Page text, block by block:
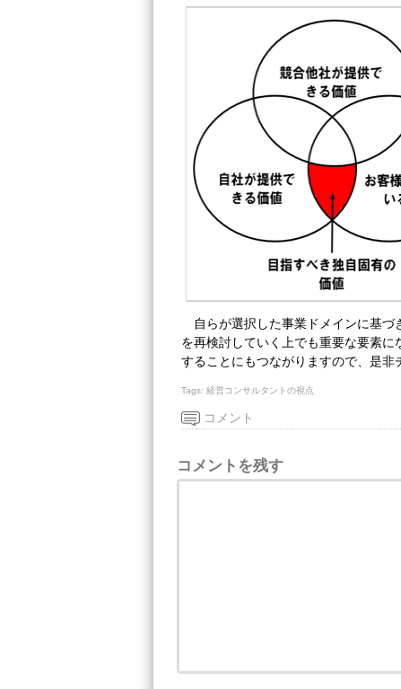
自らが選択した事業ドメインに基づ
を再検討していく上でも重要な要素
することにもつながりますので、是非
Tags: 経営コンサルタントの視点
コメント
コメントを残す